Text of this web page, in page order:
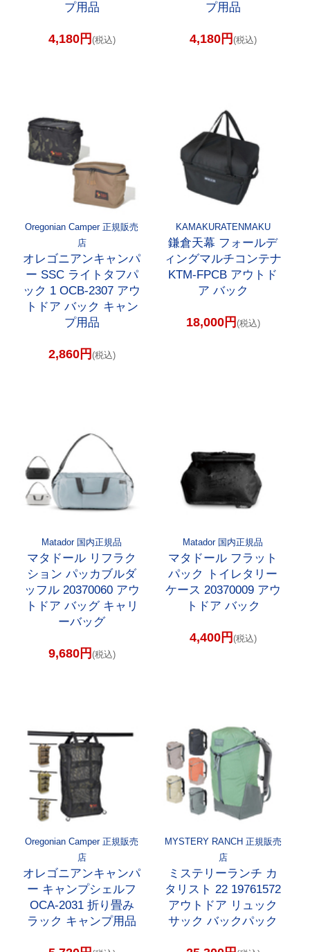
プ用品
4,180円 (税込)
プ用品
4,180円 (税込)
Oregonian Camper 正規販売
店
オレゴニアンキャンパ
ー SSC ライトタフパ
ック 1 OCB-2307 アウ
トドア バック キャン
プ用品
2,860円 (税込)
KAMAKURATENMAKU
鎌倉天幕 フォールデ
ィングマルチコンテナ
KTM-FPCB アウトド
ア バック
18,000円 (税込)
Matador 国内正規品
マタドール リフラク
ション パッカブルダ
ッフル 20370060 アウ
トドア バッグ キャリ
ーバッグ
9,680円 (税込)
Matador 国内正規品
マタドール フラット
パック トイレタリー
ケース 20370009 アウ
トドア バック
4,400円 (税込)
Oregonian Camper 正規販売
店
オレゴニアンキャンパ
ー キャンプシェルフ
OCA-2031 折り畳み
ラック キャンプ用品
MYSTERY RANCH 正規販売
店
ミステリーランチ カ
タリスト 22 19761572
アウトドア リュック
サック バックパック